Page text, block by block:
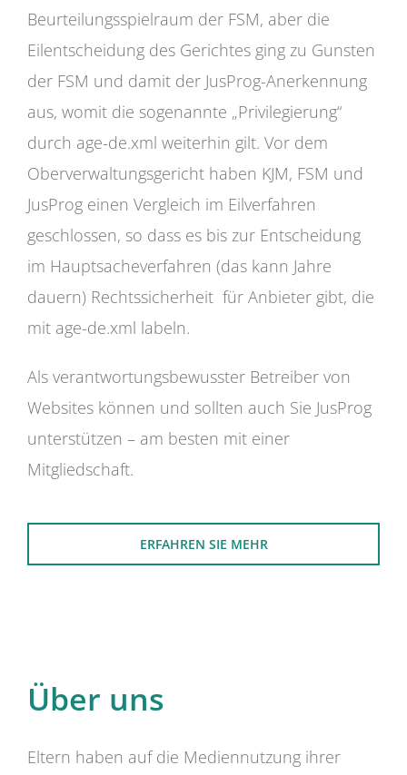
Beurteilungsspielraum der FSM, aber die
Eilentscheidung des Gerichtes ging zu Gunsten
der FSM und damit der JusProg-Anerkennung
aus, womit die sogenannte „Privilegierung“
durch age-de.xml weiterhin gilt. Vor dem
Oberverwaltungsgericht haben KJM, FSM und
JusProg einen Vergleich im Eilverfahren
geschlossen, so dass es bis zur Entscheidung
im Hauptsacheverfahren (das kann Jahre
dauern) Rechtssicherheit für Anbieter gibt, die
mit age-de.xml labeln.
Als verantwortungsbewusster Betreiber von
Websites können und sollten auch Sie JusProg
unterstützen – am besten mit einer
Mitgliedschaft.
ERFAHREN SIE MEHR
Über uns
Eltern haben auf die Mediennutzung ihrer